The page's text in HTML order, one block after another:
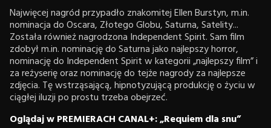
Najwięcej nagród przypadło znakomitej Ellen Burstyn, m.in.
nominacja do Oscara, Złotego Globu, Saturna, Satelity...
Została również nagrodzona Independent Spirit. Sam film
zdobył m.in. nominację do Saturna jako najlepszy horror,
nominację do Independent Spirit w kategorii „najlepszy film” i
za reżyserię oraz nominację do tejże nagrody za najlepsze
zdjęcia. Tę wstrząsającą, hipnotyzującą produkcję o życiu w
ciągłej iluzji po prostu trzeba obejrzeć.
Oglądaj w PREMIERACH CANAL+: „Requiem dla snu”